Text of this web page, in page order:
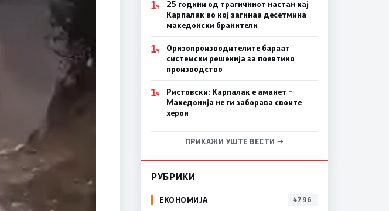
1Ч
25 години од трагичниот настан кај
Карпалак во кој загинаа десетмина
македонски бранители
1Ч
Оризопроизводителите бараат
системски решенија за поевтино
производство
1Ч
Ристовски: Карпалак е аманет –
Македонија не ги заборава своите
херои
ПРИКАЖИ УШТЕ ВЕСТИ →
РУБРИКИ
ЕКОНОМИЈА 4796